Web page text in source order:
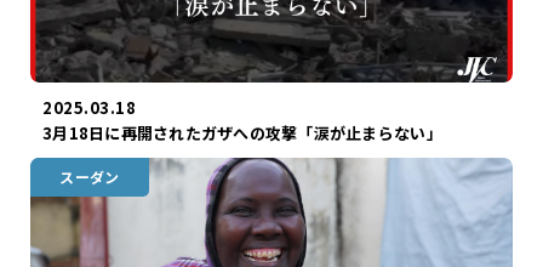
2025.03.18
3月18日に再開されたガザへの攻撃「涙が止まらない」
スーダン